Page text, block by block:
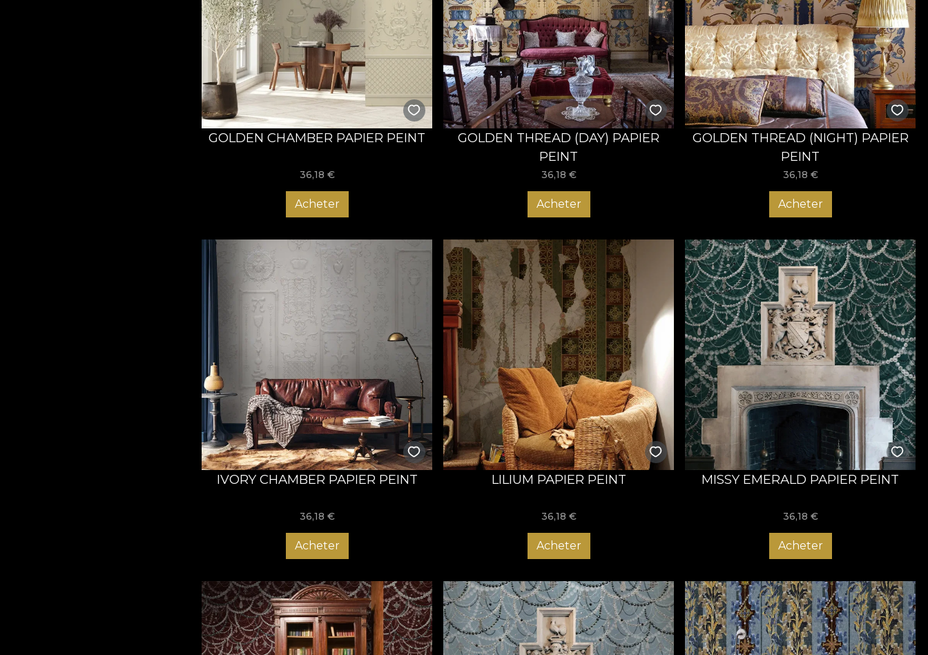
Stella Maris, denumire data capelei de la Balcic.
O alegorie in culoare
Stella Maris este o colectie vazuta prin prisma metaforei. Fiind plina de simboluri, aceasta te invita sa descoperi, in calitate de privitor, proza
vietii. Traiul simplu al taranului si cel al omului din satul romanesc sunt amestecate cu viata nobila traita intr-un castel. Am integrat expresii din
arta indigena in naratiuni vizuale. Am povestit in imagini, ca o cronologie a capodoperelor create in timpul fiecarei civilizatii, rezultand
combinatii neasteptate si diverse. Colectia de tapet Stella Maris a fost abordata printr-o paleta cromatica a luxului etern. Marsala, roz prafuit,
albastru regal, alb perlat, burgund, negru si violet, cu accente de auriu si argintiu sau lame. Elementele atent pictate si atent colorate au
Ne-am raportat la bijuteriile regale, Cartea de bijuterii a Ducesei Anna a Bavariei, in armonie cu elemente arhitecturale specifice tarii noastre,
acuarela si ulei, vor crea adevarate opere artistice.
incat sa constituie un tot unitar.
In momentul in care am gandit aceasta colectie, am imaginat-o ca pe un banchet cosmic, mistic, de infratire a individului cu Dumnezeu, un
banchet la care poate lua parte orice om care priveste aceasta colectie de tapet. A plonja este un act de vointa si curaj, iar noi te invitam sa te
lasi fascinat de aceste modele emblematice.
Despre House of VLAdiLA
House of VLAdiLA este un business de familie nascut in 2018 din dragostea pentru arta si pasiunea pentru frumos a fondatorilor, Dragos si
Oana Vladila. Cei doi si-au imaginat o lume a interioarelor cu suflet, care spun povesti. Care devin personale, pe masura ce se transforma in
oglinzi pentru cei care le populeaza. Cum? La inceput, cu si prin tapet. Un mod de a aduce culoare in interiorul spatiilor de locuit si care se
bucura de tot mai multa popularitate in lumea designului de interior.
Pe masura ce businessul a devenit familie pentru unii dintre cei mai talentati artisti din Romania, VLAdiLA a devenit House of VLAdiLA. Un
brand spectacol, un promotor de lifestyle, care le ofera iubitorilor de frumos o experienta completa, 360, prin tapet, textile, tablouri, perne
decorative si piese de mobilier. Astfel, spatiile sunt transpuse intr-o poveste a luxului confortabil, a contradicțiilor creatoare, o poveste care ne
invata despre arta convivialitatii cu tensiuni interioare.
GOLDEN CHAMBER PAPIER PEINT
36,18 €
Acheter
GOLDEN THREAD (DAY) PAPIER
PEINT
36,18 €
Acheter
GOLDEN THREAD (NIGHT) PAPIER
PEINT
36,18 €
Acheter
IVORY CHAMBER PAPIER PEINT
36,18 €
Acheter
LILIUM PAPIER PEINT
36,18 €
Acheter
MISSY EMERALD PAPIER PEINT
36,18 €
Acheter